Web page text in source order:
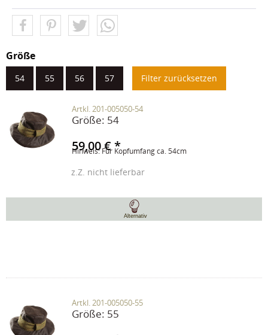
Größe
54 55 56 57 Filter zurücksetzen
Artkl. 201-005050-54
Hinweis: Für Kopfumfang ca. 54cm
Größe: 54
z.Z. nicht lieferbar
Alternativ
59,00 € *
Artkl. 201-005050-55
Größe: 55